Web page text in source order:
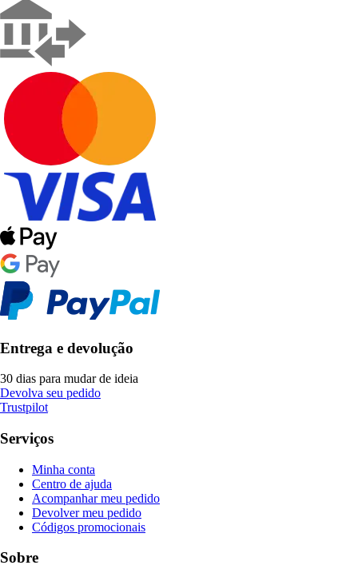
Entrega e devolução
30 dias para mudar de ideia
Devolva seu pedido
Trustpilot
Serviços
Minha conta
Centro de ajuda
Acompanhar meu pedido
Devolver meu pedido
Códigos promocionais
Sobre